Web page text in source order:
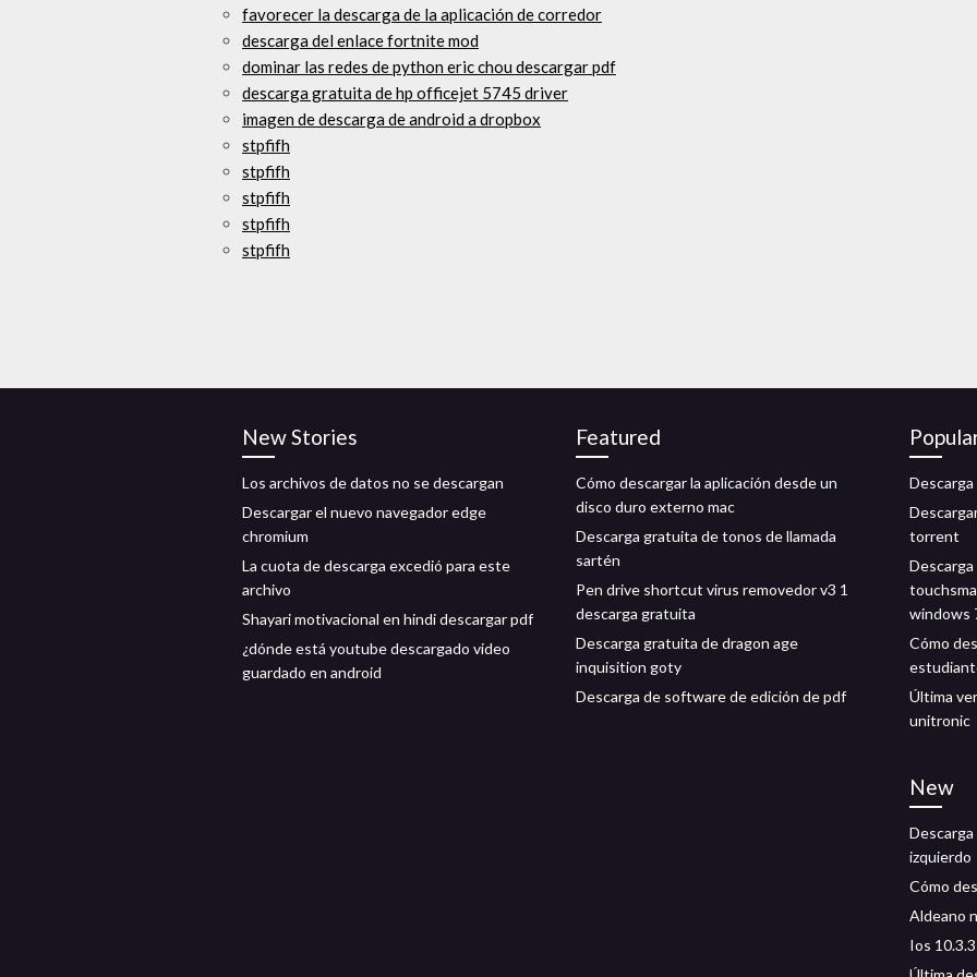
favorecer la descarga de la aplicación de corredor
descarga del enlace fortnite mod
dominar las redes de python eric chou descargar pdf
descarga gratuita de hp officejet 5745 driver
imagen de descarga de android a dropbox
stpfifh
stpfifh
stpfifh
stpfifh
stpfifh
New Stories
Los archivos de datos no se descargan
Descargar el nuevo navegador edge
chromium
La cuota de descarga excedió para este
archivo
Shayari motivacional en hindi descargar pdf
¿dónde está youtube descargado video
guardado en android
Featured
Cómo descargar la aplicación desde un
disco duro externo mac
Descarga gratuita de tonos de llamada
sartén
Pen drive shortcut virus removedor v3 1
descarga gratuita
Descarga gratuita de dragon age
inquisition goty
Descarga de software de edición de pdf
torrent
windows
Cómo
Última
unitronic
New
izquierdo
Cómo
Aldeano
Ios